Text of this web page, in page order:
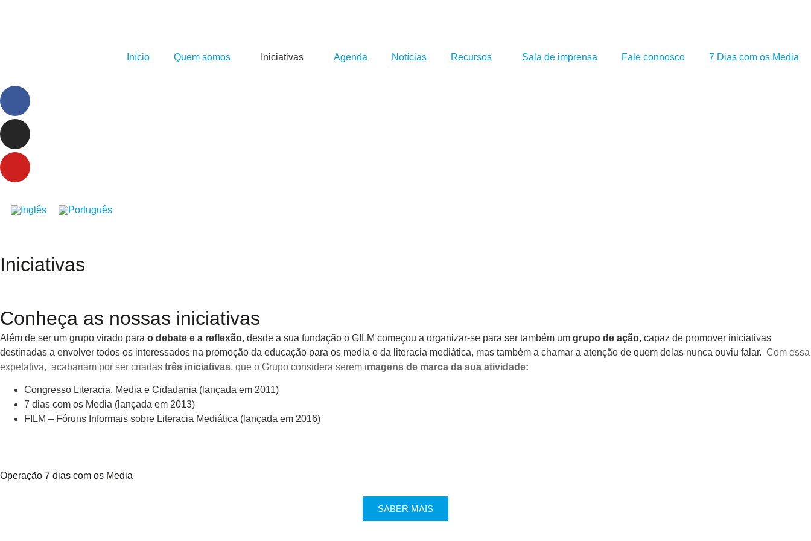
Início Quem somos Iniciativas Agenda Notícias Recursos Sala de imprensa Fale connosco 7 Dias com os Media
Iniciativas
Conheça as nossas iniciativas
Além de ser um grupo virado para o debate e a reflexão, desde a sua fundação o GILM começou a organizar-se para ser também um grupo de ação, capaz de promover iniciativas
destinadas a envolver todos os interessados na promoção da educação para os media e da literacia mediática, mas também a chamar a atenção de quem delas nunca ouviu falar. Com essa
expetativa, acabariam por ser criadas três iniciativas, que o Grupo considera serem imagens de marca da sua atividade:
Congresso Literacia, Media e Cidadania (lançada em 2011)
7 dias com os Media (lançada em 2013)
FILM – Fóruns Informais sobre Literacia Mediática (lançada em 2016)
Operação 7 dias com os Media
SABER MAIS